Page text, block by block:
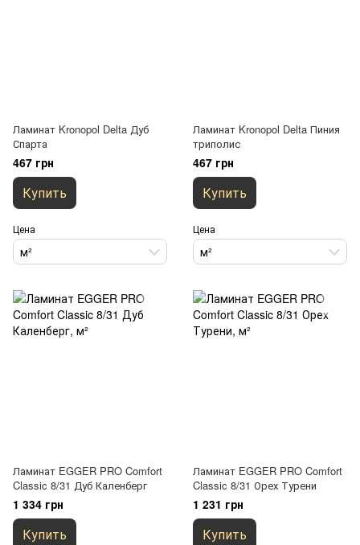
Ламинат Kronopol Delta Дуб
Спарта
467 грн
Купить
Цена
м²
Ламинат Kronopol Delta Пиния
триполис
467 грн
Купить
Цена
м²
Ламинат EGGER PRO Comfort
Classic 8/31 Дуб Каленберг
1 334 грн
Купить
Ламинат EGGER PRO Comfort
Classic 8/31 Орех Турени
1 231 грн
Купить